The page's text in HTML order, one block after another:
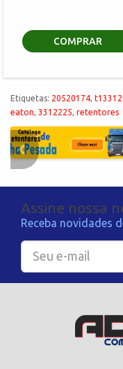
COMPRAR
Etiquetas: 20520174,
eaton, 3312225, retentores
Assine nossa
Receba novidades